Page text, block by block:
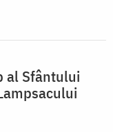
al Sfântului